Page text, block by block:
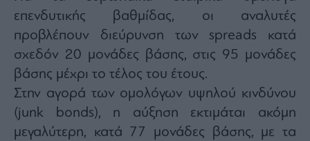
επενδυτικής βαθμίδας, οι αναλυτές
προβλέπουν διεύρυνση των spreads κατά
σχεδόν 20 μονάδες βάσης, στις 95 μονάδες
βάσης μέχρι το τέλος του έτους.
Στην αγορά των ομολόγων υψηλού κινδύνου
(junk bonds), η αύξηση εκτιμάται ακόμη
μεγαλύτερη, κατά 77 μονάδες βάσης, με τα